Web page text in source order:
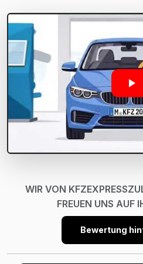
WIR VON
FREUEN UNS AUF
Bewertung